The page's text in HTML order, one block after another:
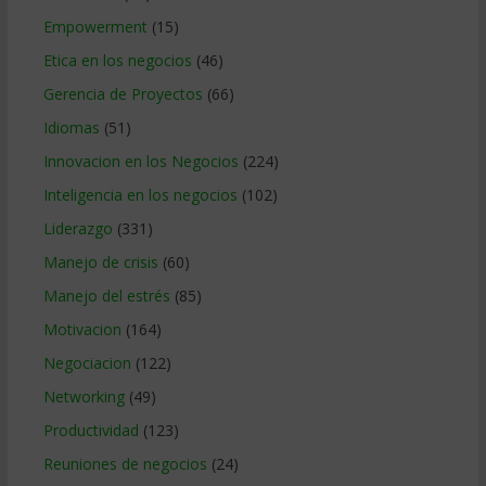
Empowerment (15)
Etica en los negocios (46)
Gerencia de Proyectos (66)
Idiomas (51)
Innovacion en los Negocios (224)
Inteligencia en los negocios (102)
Liderazgo (331)
Manejo de crisis (60)
Manejo del estrés (85)
Motivacion (164)
Negociacion (122)
Networking(49)
Productividad (123)
Reuniones de negocios (24)